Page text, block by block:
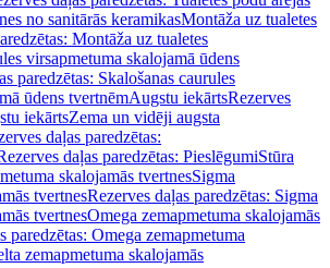
no sanitārās keramikasMontāža uz tualetes
Montāža uz tualetes
virsapmetuma skalojamā ūdens
paredzētas: Skalošanas caurules
ūdens tvertnēmAugstu iekārtsRezerves
iekārtsZema un vidēji augsta
daļas paredzētas:
daļas paredzētas: PieslēgumiStūra
skalojamās tvertnesSigma
tvertnesRezerves daļas paredzētas: Sigma
tvertnesOmega zemapmetuma skalojamās
paredzētas: Omega zemapmetuma
zemapmetuma skalojamās